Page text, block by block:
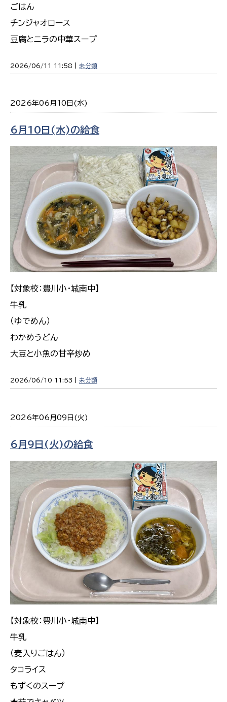
ごはん
チンジャオロース
豆腐とニラの中華スープ
2026/06/11 11:58 | 未分類
2026年06月10日(水)
6月10日(水)の給食
【対象校：豊川小・城南中】
牛乳
（ゆでめん）
わかめうどん
大豆と小魚の甘辛炒め
2026/06/10 11:53 | 未分類
2026年06月09日(火)
6月9日(火)の給食
【対象校：豊川小・城南中】
牛乳
（麦入りごはん）
タコライス
もずくのスープ